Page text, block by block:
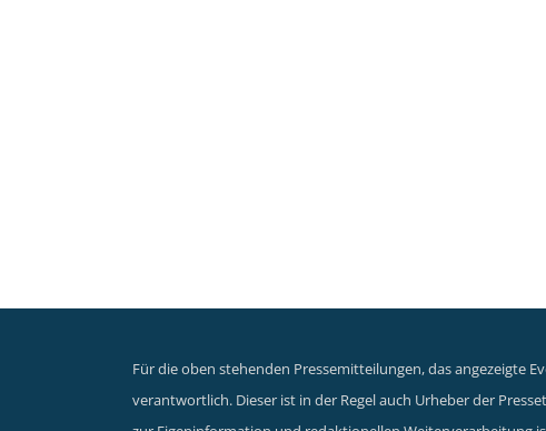
Für die oben stehenden Pressemitteilungen, das angezeigte
verantwortlich. Dieser ist in der Regel auch Urheber der